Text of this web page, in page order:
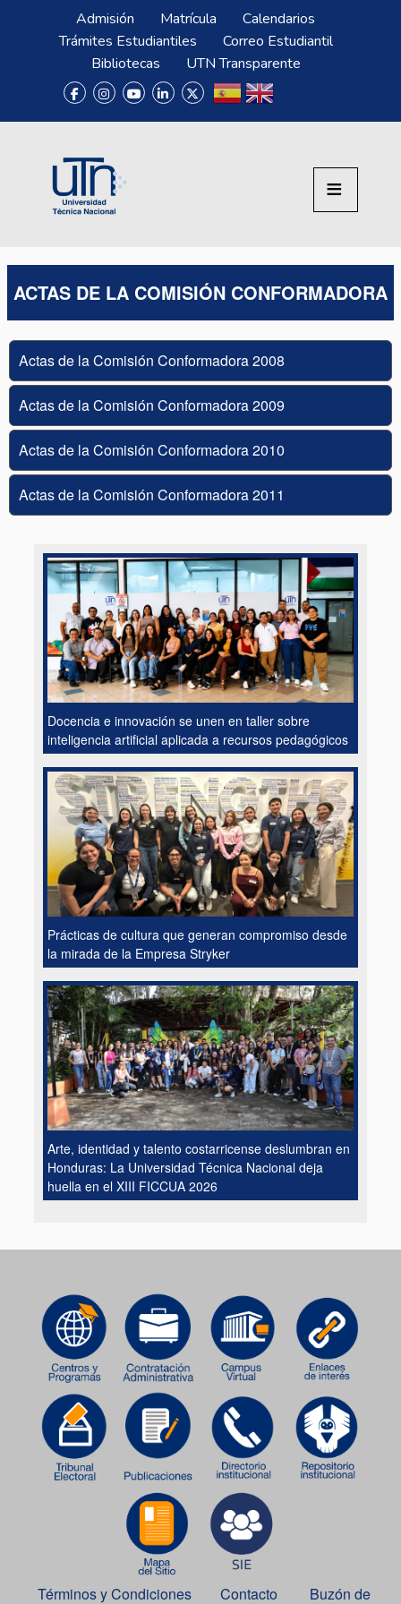
Pasar al contenido principal
Menú SuperiorAdmisión Matrícula
Calendarios
Trámites Estudiantiles
Correo Estudiantil
Bibliotecas
UTN Transparente
ACTAS DE LA COMISIÓN CONFORMADORA
Actas de la Comisión Conformadora 2008
Actas de la Comisión Conformadora 2009
Actas de la Comisión Conformadora 2010
Actas de la Comisión Conformadora 2011
Docencia e innovación se unen en taller sobre
inteligencia artificial aplicada a recursos pedagógicos
Prácticas de cultura que generan compromiso desde
la mirada de la Empresa Stryker
Arte, identidad y talento costarricense deslumbran en
Honduras: La Universidad Técnica Nacional deja
huella en el XIII FICCUA 2026
Términos y Condiciones Contacto Buzón de